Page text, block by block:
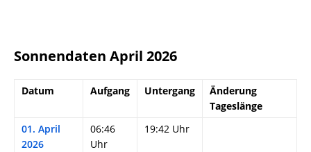
Sonnendaten April 2026
Datum Aufgang Untergang
Änderung
Tageslänge
01. April
2026
06:46
Uhr
19:42 Uhr